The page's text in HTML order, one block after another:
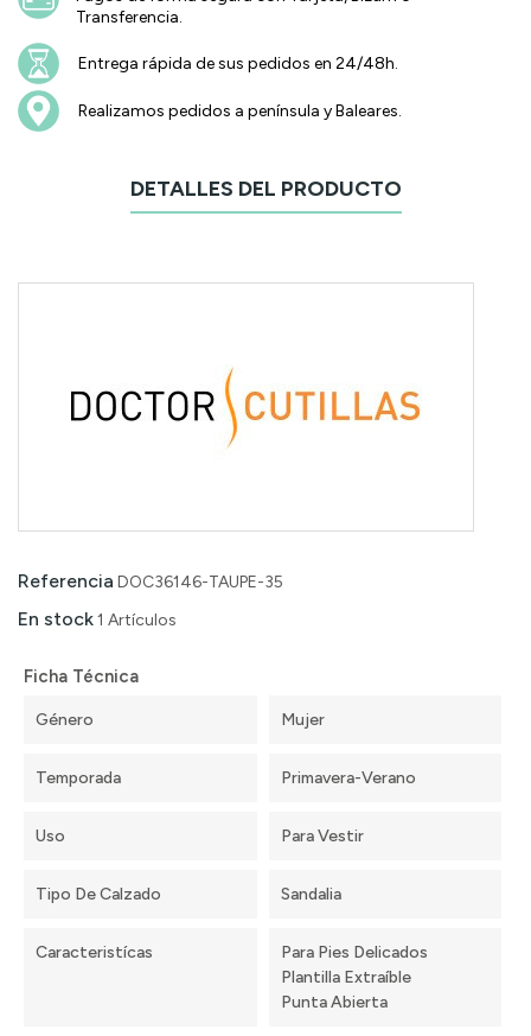
Transferencia.
Entrega rápida de sus pedidos en 24/48h.
Realizamos pedidos a península y Baleares.
DETALLES DEL PRODUCTO
Referencia DOC36146-TAUPE-35
En stock1 Artículos
Ficha Técnica
Género Mujer
Temporada Primavera-Verano
Uso Para Vestir
Tipo De Calzado Sandalia
Caracteristícas
Para Pies Delicados
Plantilla Extraíble
Punta Abierta